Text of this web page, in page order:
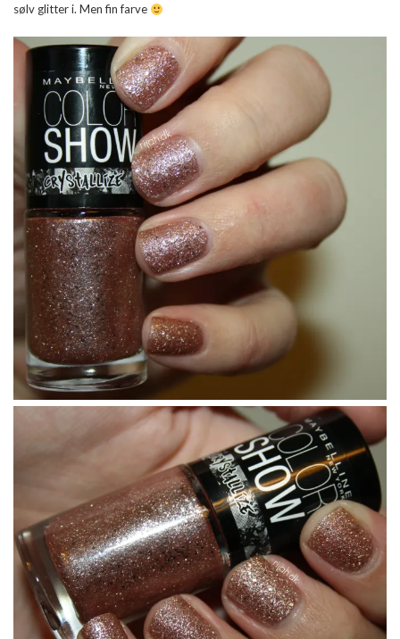
sølv glitter i. Men fin farve